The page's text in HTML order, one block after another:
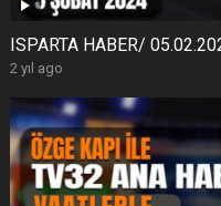
ISPARTA HABER/
2 yıl ago